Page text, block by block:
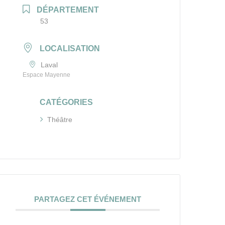
DÉPARTEMENT
53
LOCALISATION
Laval
Espace Mayenne
CATÉGORIES
Théâtre
PARTAGEZ CET ÉVÉNEMENT